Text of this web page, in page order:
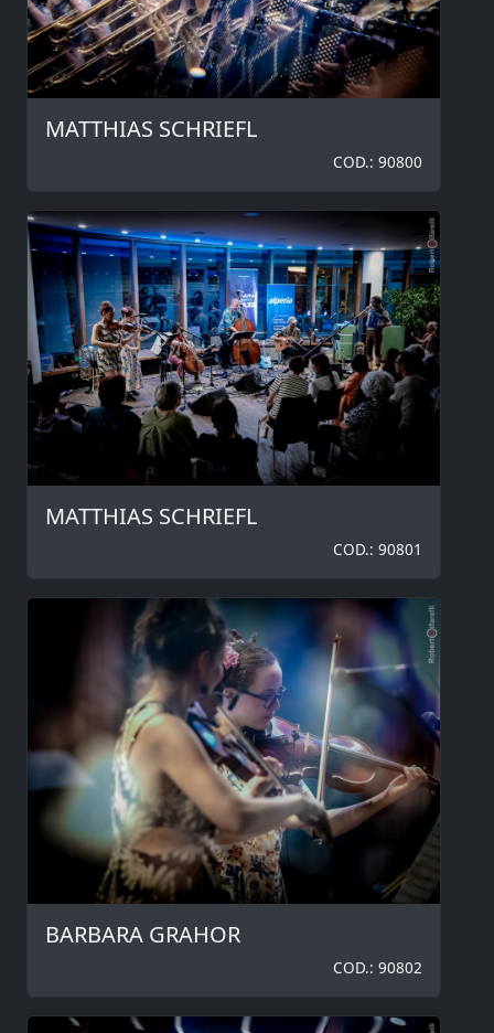
MATTHIAS SCHRIEFL
COD.: 90800
MATTHIAS SCHRIEFL
COD.: 90801
BARBARA GRAHOR
COD.: 90802